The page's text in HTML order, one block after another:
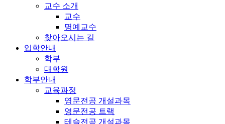
교수 소개
교수
명예교수
찾아오시는 길
입학안내
학부
대학원
학부안내
교육과정
영문전공 개설과목
영문전공 트랙
테슬전공 개설과목